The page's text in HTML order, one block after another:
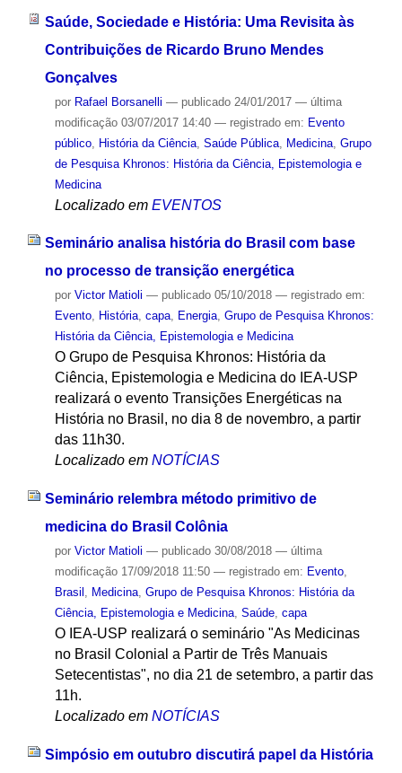
Saúde, Sociedade e História: Uma Revisita às
Contribuições de Ricardo Bruno Mendes
Gonçalves
por Rafael Borsanelli — publicado24/01/2017 — última
modificação03/07/2017 14:40 — registrado em: Evento
público, História da Ciência, Saúde Pública, Medicina, Grupo
de Pesquisa Khronos: História da Ciência, Epistemologia e
Medicina
Localizado em EVENTOS
Seminário analisa história do Brasil com base
no processo de transição energética
por Victor Matioli — publicado05/10/2018 — registrado em:
Evento, História, capa, Energia, Grupo de Pesquisa Khronos:
História da Ciência, Epistemologia e Medicina
O Grupo de Pesquisa Khronos: História da
Ciência, Epistemologia e Medicina do IEA-USP
realizará o evento Transições Energéticas na
História no Brasil, no dia 8 de novembro, a partir
das 11h30.
Localizado em NOTÍCIAS
Seminário relembra método primitivo de
medicina do Brasil Colônia
por Victor Matioli — publicado30/08/2018 — última
modificação17/09/2018 11:50 — registrado em: Evento,
Brasil , Medicina, Grupo de Pesquisa Khronos: História da
Ciência, Epistemologia e Medicina, Saúde, capa
O IEA-USP realizará o seminário "As Medicinas
no Brasil Colonial a Partir de Três Manuais
Setecentistas", no dia 21 de setembro, a partir das
11h.
Localizado em NOTÍCIAS
Simpósio em outubro discutirá papel da História